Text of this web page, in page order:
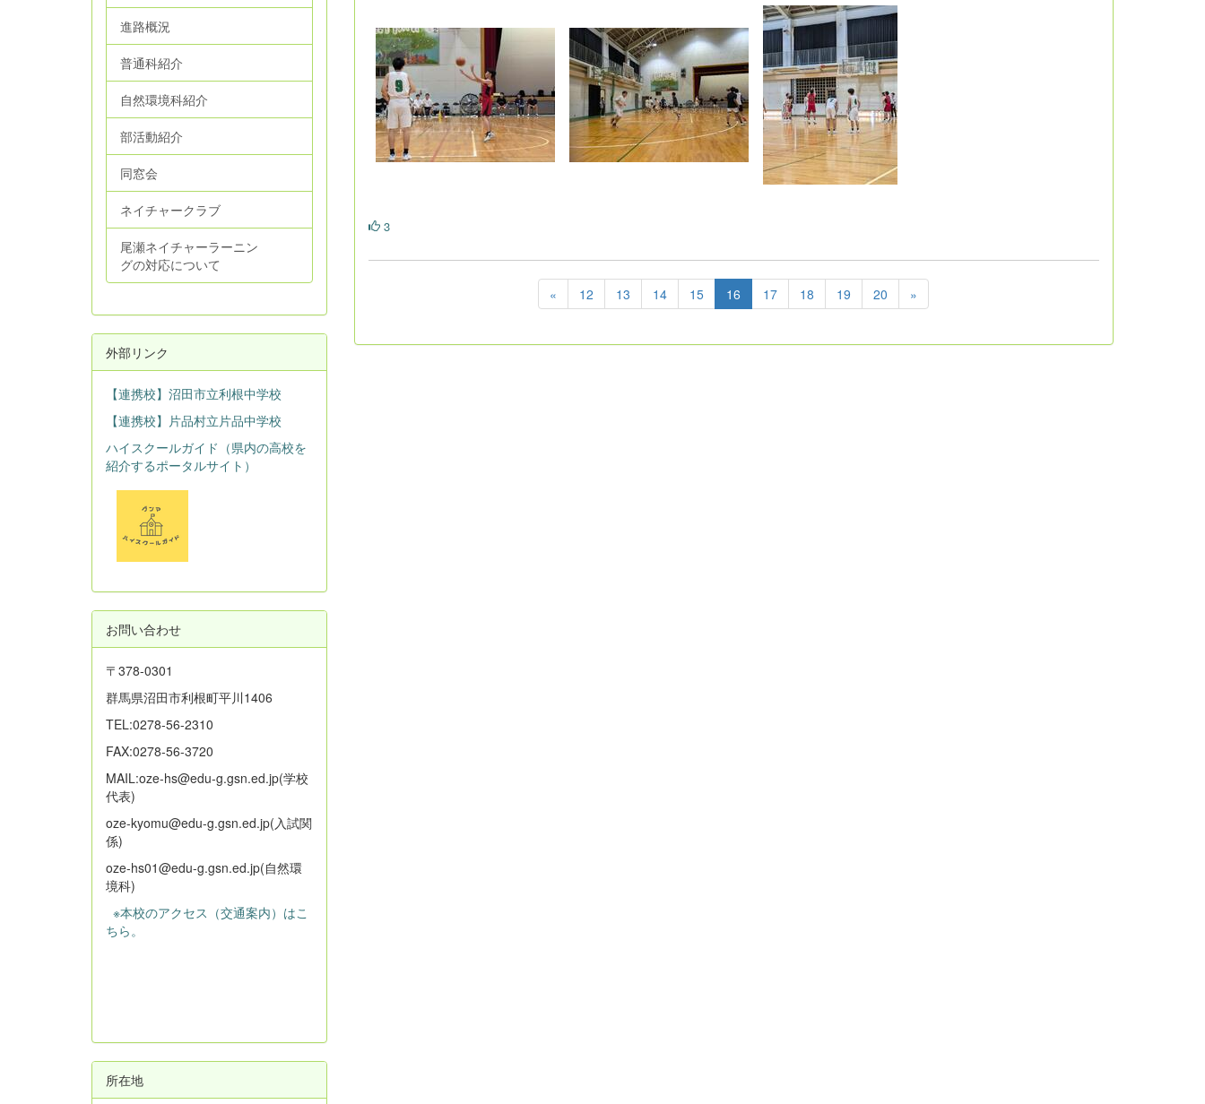
3
« 12 13 14 15 16 17 18 19 20 »
進路概況
普通科紹介
自然環境科紹介
部活動紹介
同窓会
ネイチャークラブ
尾瀬ネイチャーラーニン
グの対応について
外部リンク
【連携校】沼田市立利根中学校
【連携校】片品村立片品中学校
ハイスクールガイド（県内の高校を
紹介するポータルサイト）
お問い合わせ
〒378-0301
群馬県沼田市利根町平川1406
TEL:0278-56-2310
FAX:0278-56-3720
MAIL:oze-hs@edu-g.gsn.ed.jp(学校
代表)
oze-kyomu@edu-g.gsn.ed.jp(入試関
係)
oze-hs01@edu-g.gsn.ed.jp(自然環
境科)
※本校のアクセス（交通案内）はこ
ちら。
所在地